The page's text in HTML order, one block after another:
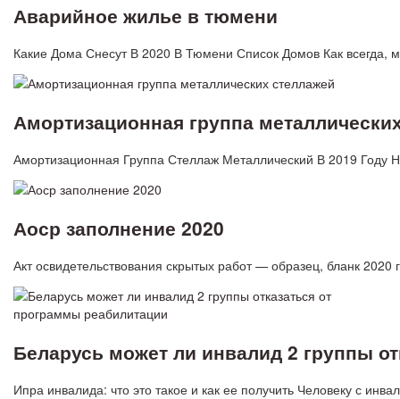
Аварийное жилье в тюмени
Какие Дома Снесут В 2020 В Тюмени Список Домов Как всегда,
Амортизационная группа
Амортизационная Группа Стеллаж Металлический В 2019
Аоср заполнение 2020
Акт освидетельствования скрытых работ — образец, бланк
Беларусь может ли инвалид 2 группы
Ипра инвалида: что это такое и как ее получить Человеку с